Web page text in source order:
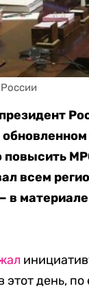
повысить
всем
в материале
этот день,